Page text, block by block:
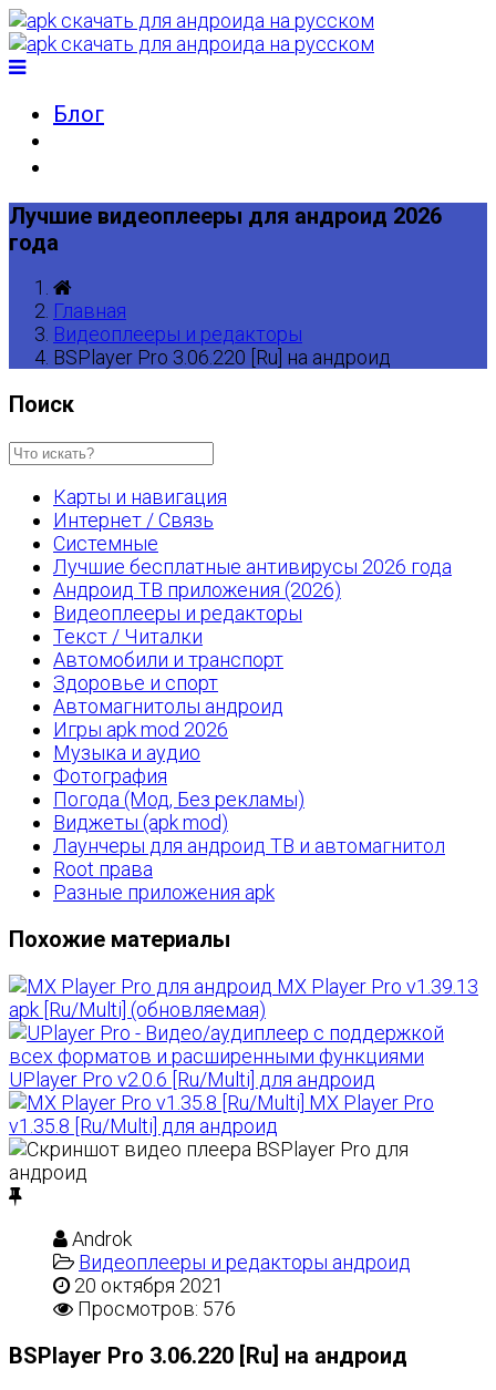
Блог
Лучшие видеоплееры для андроид 2026
года
Главная
Видеоплееры и редакторы
BSPlayer Pro 3.06.220 [Ru] на андроид
Поиск
Карты и навигация
Интернет / Связь
Системные
Лучшие бесплатные антивирусы 2026 года
Андроид ТВ приложения (2026)
Видеоплееры и редакторы
Текст / Читалки
Автомобили и транспорт
Здоровье и спорт
Автомагнитолы андроид
Игры apk mod 2026
Музыка и аудио
Фотография
Погода (Мод, Без рекламы)
Виджеты (apk mod)
Лаунчеры для андроид ТВ и автомагнитол
Root права
Разные приложения apk
Похожие материалы
MX Player Pro v1.39.13
apk [Ru/Multi] (обновляемая)
UPlayer Pro v2.0.6 [Ru/Multi] для андроид
MX Player Pro
v1.35.8 [Ru/Multi] для андроид
Androk
Видеоплееры и редакторы андроид
20 октября 2021
Просмотров: 576
BSPlayer Pro 3.06.220 [Ru] на андроид